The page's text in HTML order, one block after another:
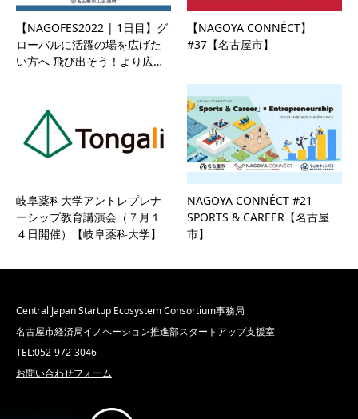
【NAGOFES2022 | 1日目】グ
ローバルに活躍の場を広げた
い方へ 飛び出そう！より広…
【NAGOYA CONNÉCT】
#37【名古屋市】
岐阜薬科大学アントレプレナ
ーシップ教育講演会（７月１
４日開催）【岐阜薬科大学】
NAGOYA CONNÉCT #21
SPORTS & CAREER【名古屋
市】
Central Japan Startup Ecosystem Consortium事務局
名古屋市経済局イノベーション推進部スタートアップ支援室
TEL:052-972-3046
お問い合わせフォーム